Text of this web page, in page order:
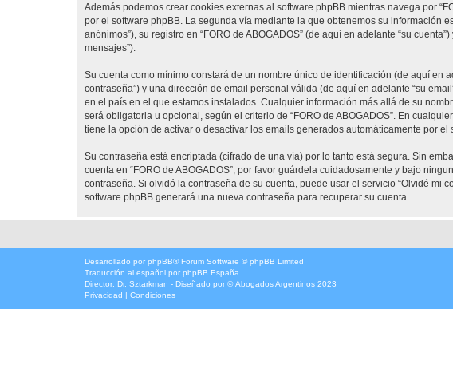
Además podemos crear cookies externas al software phpBB mientras navega por
por el software phpBB. La segunda vía mediante la que obtenemos su información
anónimos”), su registro en “FORO de ABOGADOS” (de aquí en adelante “su
mensajes”).
Su cuenta como mínimo constará de un nombre único de identificación (de aquí en
contraseña”) y una dirección de email personal válida (de aquí en adelante “su
en el país en el que estamos instalados. Cualquier información más allá de su
será obligatoria u opcional, según el criterio de “FORO de ABOGADOS”. En
tiene la opción de activar o desactivar los emails generados automáticamente por el
Su contraseña está encriptada (cifrado de una vía) por lo tanto está segura. Sin
cuenta en “FORO de ABOGADOS”, por favor guárdela cuidadosamente y bajo
contraseña. Si olvidó la contraseña de su cuenta, puede usar el servicio “Olvidé mi
software phpBB generará una nueva contraseña para recuperar su cuenta.
Desarrollado por phpBB® Forum Software © phpBB Limited
Traducción al español por phpBB España
Director: Dr. Sztarkman - Diseñado por ©Abogados Argentinos 2023
Privacidad | Condiciones